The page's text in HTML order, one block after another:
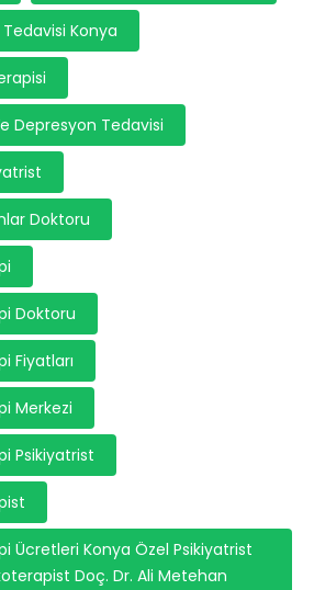
Konya
Depresyon Tedavisi
Doktoru
Doktoru
Fiyatları
Merkezi
Psikiyatrist
Ücretleri Konya Özel Psikiyatrist
Doç. Dr. Ali Metehan